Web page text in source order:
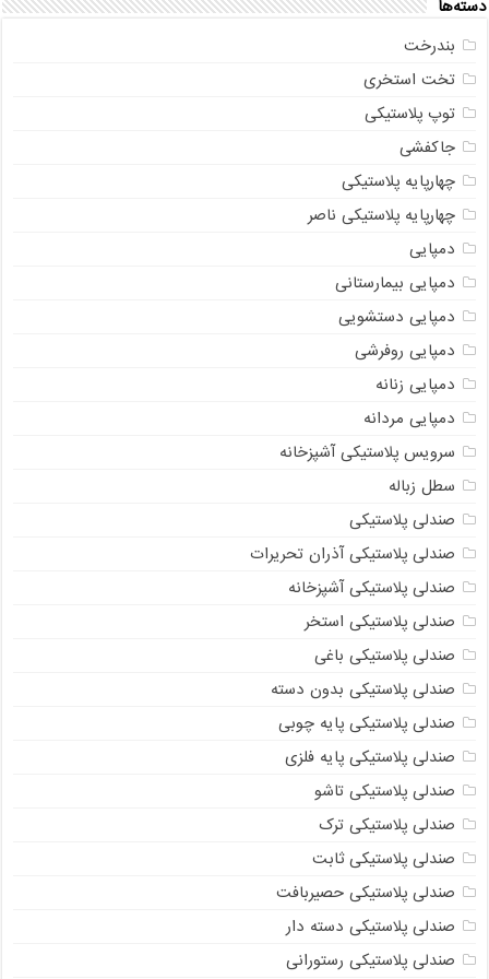
دسته‌ها
بندرخت
تخت استخری
توپ پلاستیکی
جاکفشی
چهارپایه پلاستیکی
چهارپایه پلاستیکی ناصر
دمپایی
دمپایی بیمارستانی
دمپایی دستشویی
دمپایی روفرشی
دمپایی زنانه
دمپایی مردانه
سرویس پلاستیکی آشپزخانه
سطل زباله
صندلی پلاستیکی
صندلی پلاستیکی آذران تحریرات
صندلی پلاستیکی آشپزخانه
صندلی پلاستیکی استخر
صندلی پلاستیکی باغی
صندلی پلاستیکی بدون دسته
صندلی پلاستیکی پایه چوبی
صندلی پلاستیکی پایه فلزی
صندلی پلاستیکی تاشو
صندلی پلاستیکی ترک
صندلی پلاستیکی ثابت
صندلی پلاستیکی حصیربافت
صندلی پلاستیکی دسته دار
صندلی پلاستیکی رستورانی